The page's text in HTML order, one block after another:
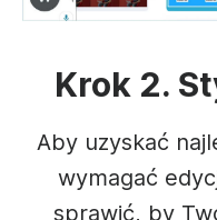
Krok 2.
Aby uzyskać
wymagać
sprawić, by